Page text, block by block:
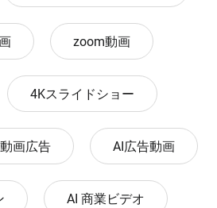
zoom動画
4Kスライドショー
動画広告 AI広告動画
AI 商業ビデオ